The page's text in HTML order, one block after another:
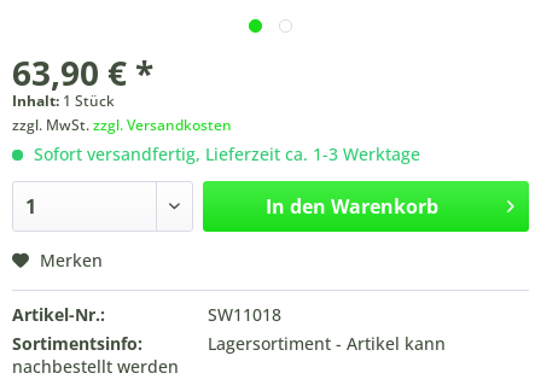
63,90 € *
Inhalt: 1 Stück
zzgl. MwSt.zzgl. Versandkosten
Sofort versandfertig, Lieferzeit ca. 1-3 Werktage
In den Warenkorb
Merken
Artikel-Nr.:
SW11018
Sortimentsinfo:
Lagersortiment - Artikel kann
nachbestellt werden